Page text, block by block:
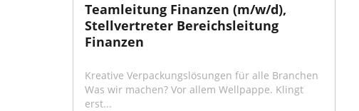
Teamleitung Finanzen (m/w/d),
Stellvertreter Bereichsleitung
Finanzen
Kreative Verpackungslösungen für alle Branchen
Was wir machen? Vor allem Wellpappe. Klingt
erst...